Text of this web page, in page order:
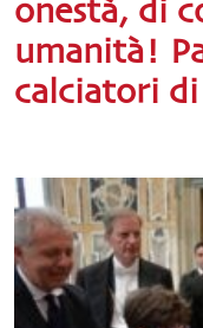
onestà, di
umanità!
calciatori di